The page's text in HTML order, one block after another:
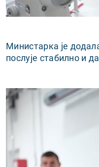
Министарка је
послује стабилно и